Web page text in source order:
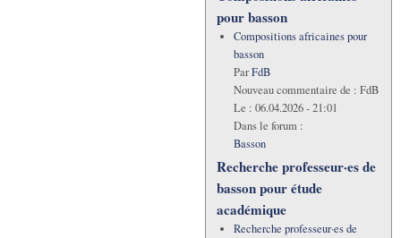
pour basson
Compositions africaines pour
basson
ParFdB
Nouveau commentaire de : FdB
Le : 06.04.2026 - 21:01
Dans le forum :
Basson
Recherche professeur·es de
basson pour étude
académique
Recherche professeur·es de